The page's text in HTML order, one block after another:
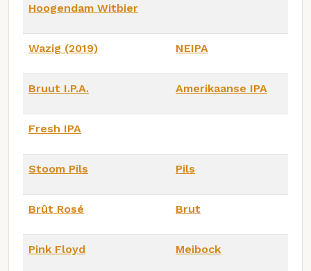
Hoogendam Witbier
Wazig (2019) NEIPA
Bruut I.P.A. Amerikaanse IPA
Fresh IPA
Stoom Pils Pils
Brût Rosé Brut
Pink Floyd Meibock